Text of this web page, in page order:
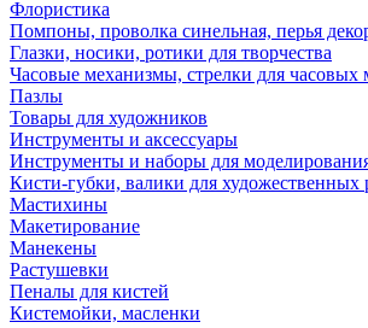
Флористика
Помпоны, проволка синельная, перья
Глазки, носики, ротики для творчества
Часовые механизмы, стрелки для часовых
Пазлы
Товары для художников
Инструменты и аксессуары
Инструменты и наборы для
Кисти-губки, валики для художественных
Мастихины
Макетирование
Манекены
Растушевки
Пеналы для кистей
Кистемойки, масленки